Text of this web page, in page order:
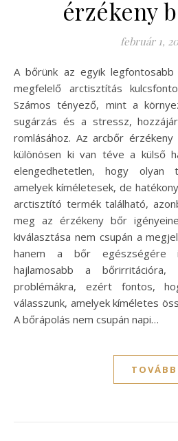
érzékeny
február 1,
A bőrünk az egyik legfontosabb védelmi vonalunk, és a
megfelelő arctisztítás
Számos tényező, mint a
sugárzás és a stressz,
romlásához. Az arcbőr
különösen ki van téve a külső
elengedhetetlen, hogy olyan
amelyek kíméletesek, de
arctisztító termék található,
meg az érzékeny bőr
kiválasztása nem csupán a
hanem a bőr
hajlamosabb a
problémákra, ezért fontos,
válasszunk, amelyek kíméletes
A bőrápolás nem csupán napi…
TOVÁBB